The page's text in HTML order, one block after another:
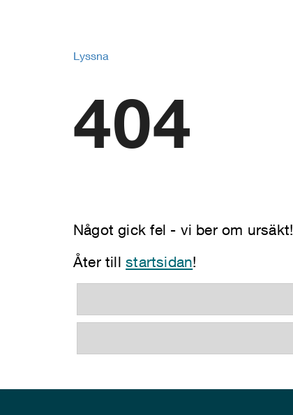
Lyssna
404
Något gick fel - vi ber om ursäkt!
Åter tillstartsidan!